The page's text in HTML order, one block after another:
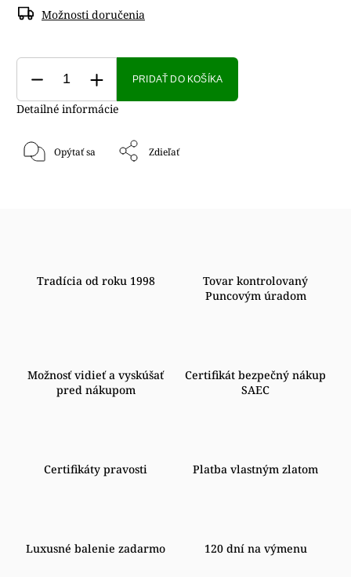
Možnosti doručenia
PRIDAŤ DO KOŠÍKA
Detailné informácie
Opýtať sa Zdieľať
Tradícia od roku 1998
Tovar kontrolovaný
Puncovým úradom
Možnosť vidieť a vyskúšať
pred nákupom
Certifikát bezpečný nákup
SAEC
Certifikáty pravosti Platba vlastným zlatom
Luxusné balenie zadarmo 120 dní na výmenu